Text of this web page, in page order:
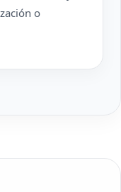
o